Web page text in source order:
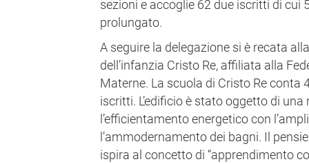
sezioni e accoglie 62 due iscritti di cui
prolungato.
A seguire la delegazione si è recata
dell’infanzia Cristo Re, affiliata alla
Materne. La scuola di Cristo Re conta
iscritti. L’edificio è stato oggetto di
l’efficientamento energetico con
l’ammodernamento dei bagni. Il
ispira al concetto di “apprendimento